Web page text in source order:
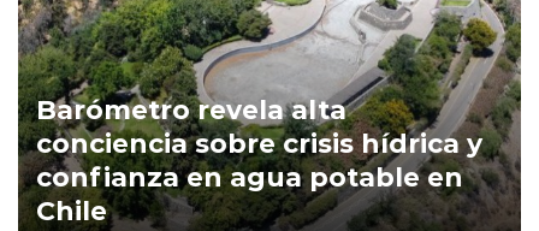
Barómetro revela alta
conciencia sobre crisis hídrica y
confianza en agua potable en
Chile